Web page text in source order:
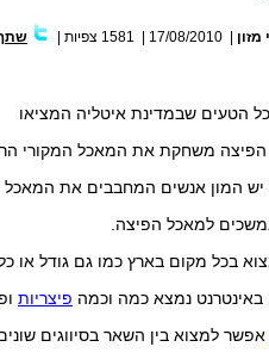
מזון 17/08/2010
1581 צפיות
הטעים שבמדינת איטליה המציאו
הפיצה משחקת את המאכל המקורי
יש המון אנשים המחבבים את המאכל
למאכל הפיצה.
בכל מקום בארץ כמו גם גודל או
נמצא כמה וכמה פיצריות
אפשר למצוא בין השאר בסיווגים שונים